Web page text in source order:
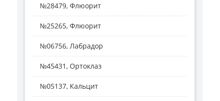
№28479, Флюорит
№25265, Флюорит
№06756, Лабрадор
№45431, Ортоклаз
№05137, Кальцит